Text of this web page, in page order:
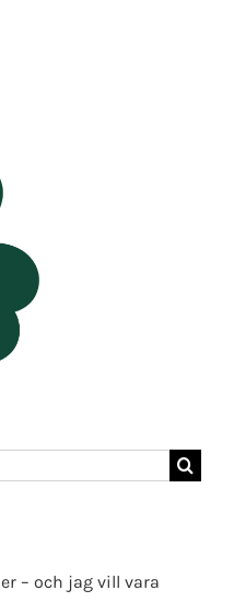
– och jag vill vara